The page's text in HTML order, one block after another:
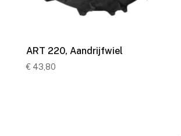
ART 220, Aandrijfwiel
€ 43,80